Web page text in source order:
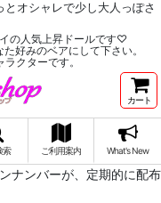
オシャレで少し大人っぽさ
の人気上昇ドールです♡
好みのベアにして下さい。
クターです。
カート
索 ご利用案内 What's New
ナンバーが、定期的に配布